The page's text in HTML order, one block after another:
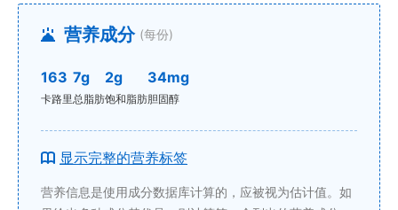
营养成分 (每份)
163
卡路里
7g
总脂肪
2g
饱和脂肪
34mg
胆固醇
显示完整的营养标签
营养信息是使用成分数据库计算的，应被视为估计值。如